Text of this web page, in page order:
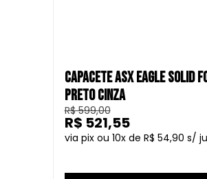
CAPACETE ASX EAGLE SOLID
PRETO CINZA
R$ 599,00
10
R$ 54,90
R$ 521,55